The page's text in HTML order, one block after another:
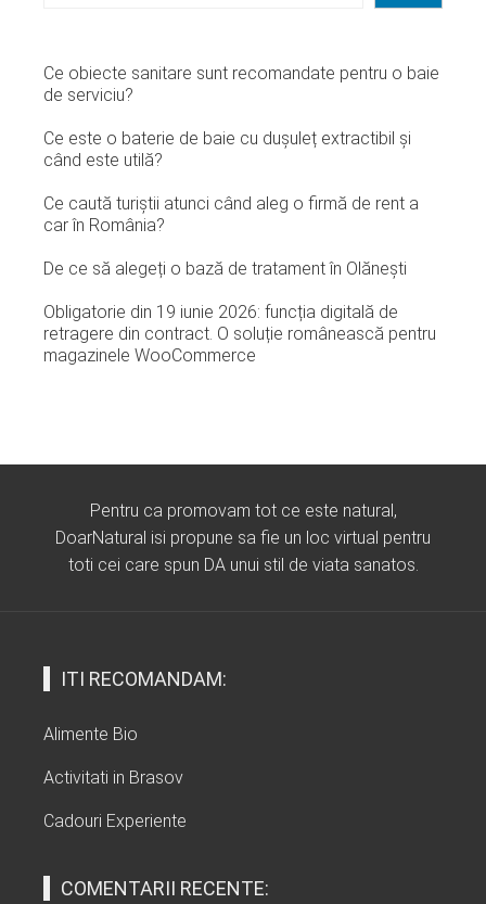
Ce obiecte sanitare sunt recomandate pentru o baie
de serviciu?
Ce este o baterie de baie cu dușuleț extractibil și
când este utilă?
Ce caută turiștii atunci când aleg o firmă de rent a
car în România?
De ce să alegeți o bază de tratament în Olănești
Obligatorie din 19 iunie 2026: funcția digitală de
retragere din contract. O soluție românească pentru
magazinele WooCommerce
Pentru ca promovam tot ce este natural,
DoarNatural isi propune sa fie un loc virtual pentru
toti cei care spun DA unui stil de viata sanatos.
ITI RECOMANDAM:
Alimente Bio
Activitati in Brasov
Cadouri Experiente
COMENTARII RECENTE: